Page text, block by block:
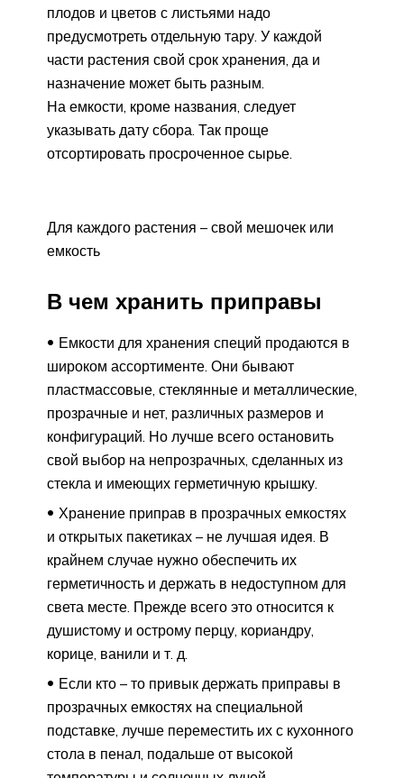
плодов и цветов с листьями надо
предусмотреть отдельную тару. У каждой
части растения свой срок хранения, да и
назначение может быть разным.
На емкости, кроме названия, следует
указывать дату сбора. Так проще
отсортировать просроченное сырье.
Для каждого растения – свой мешочек или
емкость
В чем хранить приправы
Емкости для хранения специй продаются в
широком ассортименте. Они бывают
пластмассовые, стеклянные и металлические,
прозрачные и нет, различных размеров и
конфигураций. Но лучше всего остановить
свой выбор на непрозрачных, сделанных из
стекла и имеющих герметичную крышку.
Хранение приправ в прозрачных емкостях
и открытых пакетиках – не лучшая идея. В
крайнем случае нужно обеспечить их
герметичность и держать в недоступном для
света месте. Прежде всего это относится к
душистому и острому перцу, кориандру,
корице, ванили и т. д.
Если кто – то привык держать приправы в
прозрачных емкостях на специальной
подставке, лучше переместить их с кухонного
стола в пенал, подальше от высокой